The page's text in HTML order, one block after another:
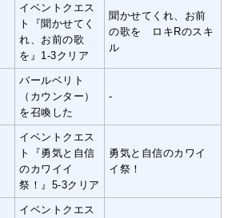
イベントクエス
ト『聞かせてく
れ、お前の歌
を』1-3クリア
聞かせてくれ、お前
の歌を ロキRのスキ
ル
バールベリト
（カウンター）
を召喚した
-
イベントクエス
ト『勇気と自信
のカワイイ
祭！』5-3クリア
勇気と自信のカワイ
イ祭！
イベントクエス